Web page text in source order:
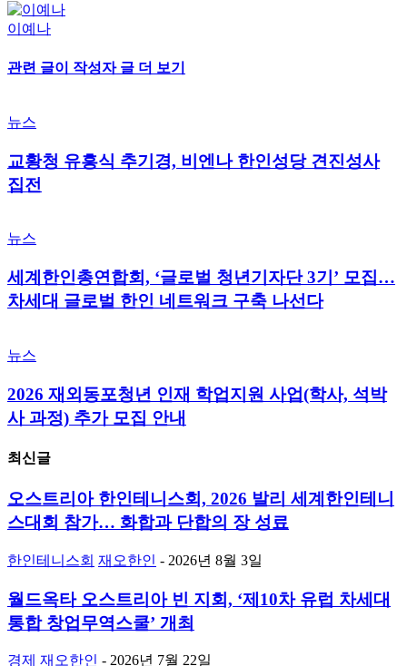
이예나
관련 글이 작성자 글 더 보기
뉴스
교황청 유흥식 추기경, 비엔나 한인성당 견진성사
집전
뉴스
세계한인총연합회, ‘글로벌 청년기자단 3기’ 모집…
차세대 글로벌 한인 네트워크 구축 나선다
뉴스
2026 재외동포청년 인재 학업지원 사업(학사, 석박
사 과정) 추가 모집 안내
최신글
오스트리아 한인테니스회, 2026 발리 세계한인테니
스대회 참가… 화합과 단합의 장 성료
한인테니스회 재오한인 - 2026년 8월 3일
월드옥타 오스트리아 빈 지회, ‘제10차 유럽 차세대
통합 창업무역스쿨’ 개최
경제 재오한인 - 2026년 7월 22일